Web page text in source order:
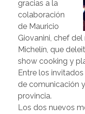
gracias a la
colaboración
de Mauricio
Giovanini, chef
Michelín, que
show cooking y
Entre los
de comunicación
provincia.
Los dos nuevos